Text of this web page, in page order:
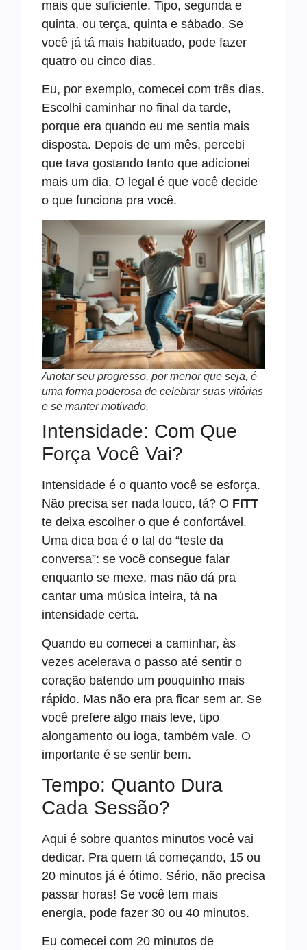
mais que suficiente. Tipo, segunda e
quinta, ou terça, quinta e sábado. Se
você já tá mais habituado, pode fazer
quatro ou cinco dias.
Eu, por exemplo, comecei com três dias.
Escolhi caminhar no final da tarde,
porque era quando eu me sentia mais
disposta. Depois de um mês, percebi
que tava gostando tanto que adicionei
mais um dia. O legal é que você decide
o que funciona pra você.
Anotar seu progresso, por menor que seja, é
uma forma poderosa de celebrar suas vitórias
e se manter motivado.
Intensidade: Com Que
Força Você Vai?
Intensidade é o quanto você se esforça.
Não precisa ser nada louco, tá? O FITT
te deixa escolher o que é confortável.
Uma dica boa é o tal do “teste da
conversa”: se você consegue falar
enquanto se mexe, mas não dá pra
cantar uma música inteira, tá na
intensidade certa.
Quando eu comecei a caminhar, às
vezes acelerava o passo até sentir o
coração batendo um pouquinho mais
rápido. Mas não era pra ficar sem ar. Se
você prefere algo mais leve, tipo
alongamento ou ioga, também vale. O
importante é se sentir bem.
Tempo: Quanto Dura
Cada Sessão?
Aqui é sobre quantos minutos você vai
dedicar. Pra quem tá começando, 15 ou
20 minutos já é ótimo. Sério, não precisa
passar horas! Se você tem mais
energia, pode fazer 30 ou 40 minutos.
Eu comecei com 20 minutos de